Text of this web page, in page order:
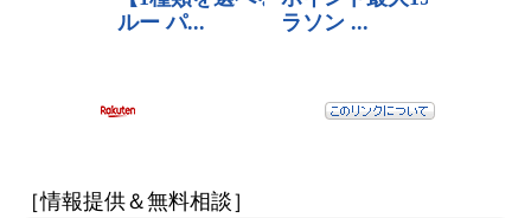
［情報提供＆無料相談］